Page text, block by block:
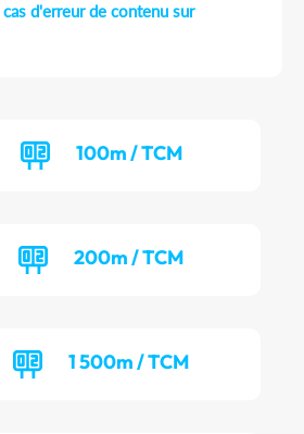
d'erreur de contenu sur
100m / TCM
200m / TCM
1 500m / TCM